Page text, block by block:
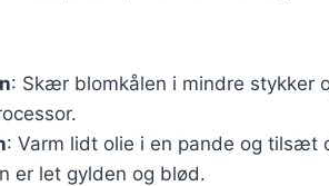
: Skær blomkålen i mindre stykker
: Varm lidt olie i en pande og tilsæt
er let gylden og blød.